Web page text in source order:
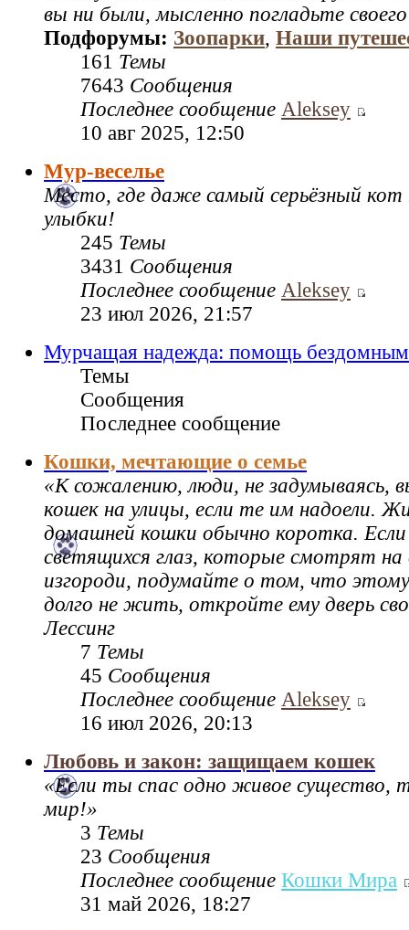
вы ни были, мысленно погладьте
Подфорумы: Зоопарки, Наши
161 Темы
7643 Сообщения
Последнее сообщение Aleksey
10 авг 2025, 12:50
Мур-веселье
Место, где даже самый серьёзный
улыбки!
245 Темы
3431 Сообщения
Последнее сообщение Aleksey
23 июл 2026, 21:57
Мурчащая надежда: помощь
Темы
Сообщения
Последнее сообщение
Кошки, мечтающие о семье
«К сожалению, люди, не задумываясь,
кошек на улицы, если те им надоели.
домашней кошки обычно коротка.
светящихся глаз, которые смотрят на
изгороди, подумайте о том, что
долго не жить, откройте ему дверь
Лессинг
7 Темы
45 Сообщения
Последнее сообщение Aleksey
16 июл 2026, 20:13
Любовь и закон: защищаем кошек
«Если ты спас одно живое существо,
мир!»
3 Темы
23 Сообщения
Последнее сообщение Кошки Мира
31 май 2026, 18:27